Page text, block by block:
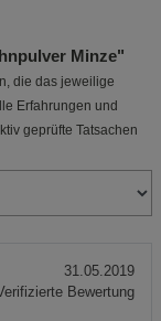
Minze"
die das jeweilige
Erfahrungen und
geprüfte Tatsachen
31.05.2019
Bewertung